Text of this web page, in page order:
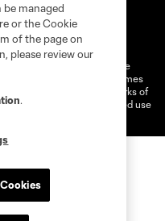
Cookies Settings
MLS name and shield are
L.L.C. (“MLS”). The names
or common law trademarks of
owners. Any unauthorized use
be managed
or the Cookie
of the page on
please review our
.